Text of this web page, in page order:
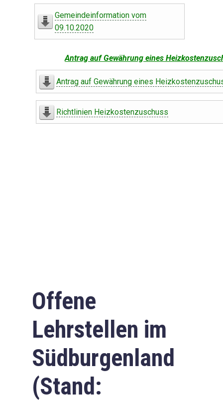
Gemeindeinformation vom
09.10.2020
Antrag auf Gewährung eines
Antrag auf Gewährung eines
Richtlinien Heizkostenzuschuss
Offene
Lehrstellen im
Südburgenland
(Stand: